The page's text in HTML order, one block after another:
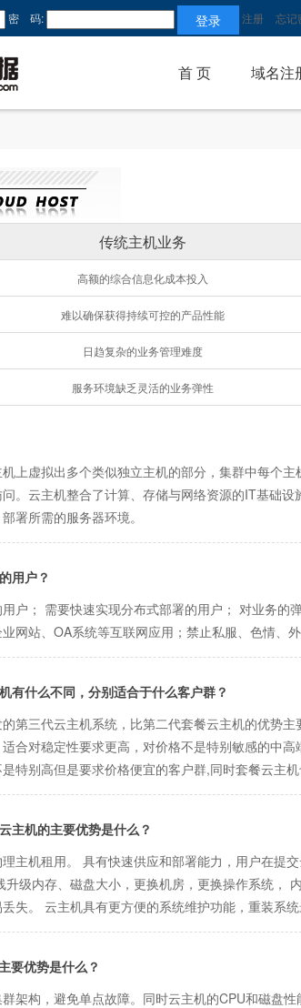
密 码: 注册 忘记
首 页 域名注
传统主机业务
高额的综合信息化成本投入
难以确保获得持续可控的产品性能
日趋复杂的业务管理难度
服务环境缺乏灵活的业务弹性
上虚拟出多个类似独立主机的部分，集群中每个
。云主机整合了计算、存储与网络资源的IT基础
署所需的服务器环境。
用户？
户； 需要快速实现分布式部署的用户； 对业务
网站、OA系统等互联网应用；禁止私服、色情、
有什么不同，分别适合于什么客户群？
第三代云主机系统，比第二代套餐云主机的优势
合对稳定性要求更高，对价格不是特别敏感的中
特别高但是要求价格便宜的客户群,同时套餐云主
主机的主要优势是什么？
主机租用。 具有快速供应和部署能力，用户在提
升级内存、磁盘大小，更换机房，更换操作系统，
失。 云主机具有更方便的系统维护功能，重装系
要优势是什么？
架构，避免单点故障。同时云主机的CPU和磁盘